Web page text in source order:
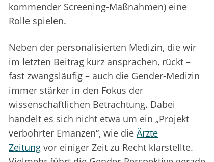
kommender Screening-Maßnahmen) eine
Rolle spielen.
Neben der personalisierten Medizin, die wir
im letzten Beitrag kurz ansprachen, rückt –
fast zwangsläufig – auch die Gender-Medizin
immer stärker in den Fokus der
wissenschaftlichen Betrachtung. Dabei
handelt es sich nicht etwa um ein „Projekt
verbohrter Emanzen“, wie die Ärzte
Zeitung vor einiger Zeit zu Recht klarstellte.